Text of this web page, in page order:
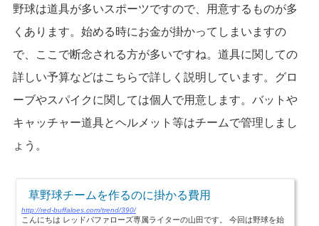
野球は道具が多いスポーツですので、用意するものが多
くあります。始める時にお金が掛かってしまいますの
で、ここで断念される方が多いですね。道具に関しての
詳しい予算などはこちらで詳しく説明しています。グロ
ーブやスパイクに関しては個人で用意します。バットや
キャッチャー道具とヘルメット等はチームで管理しまし
ょう。
草野球チームを作るのに掛かる費用
http://red-buffaloes.com/trend/390/
こんにちは レッドバファローズ専属ライターの山田です。 今回は野球を始